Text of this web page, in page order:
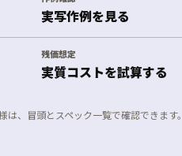
実写作例を見る
残価想定
実質コストを試算する
、冒頭とスペック一覧で確認できます。